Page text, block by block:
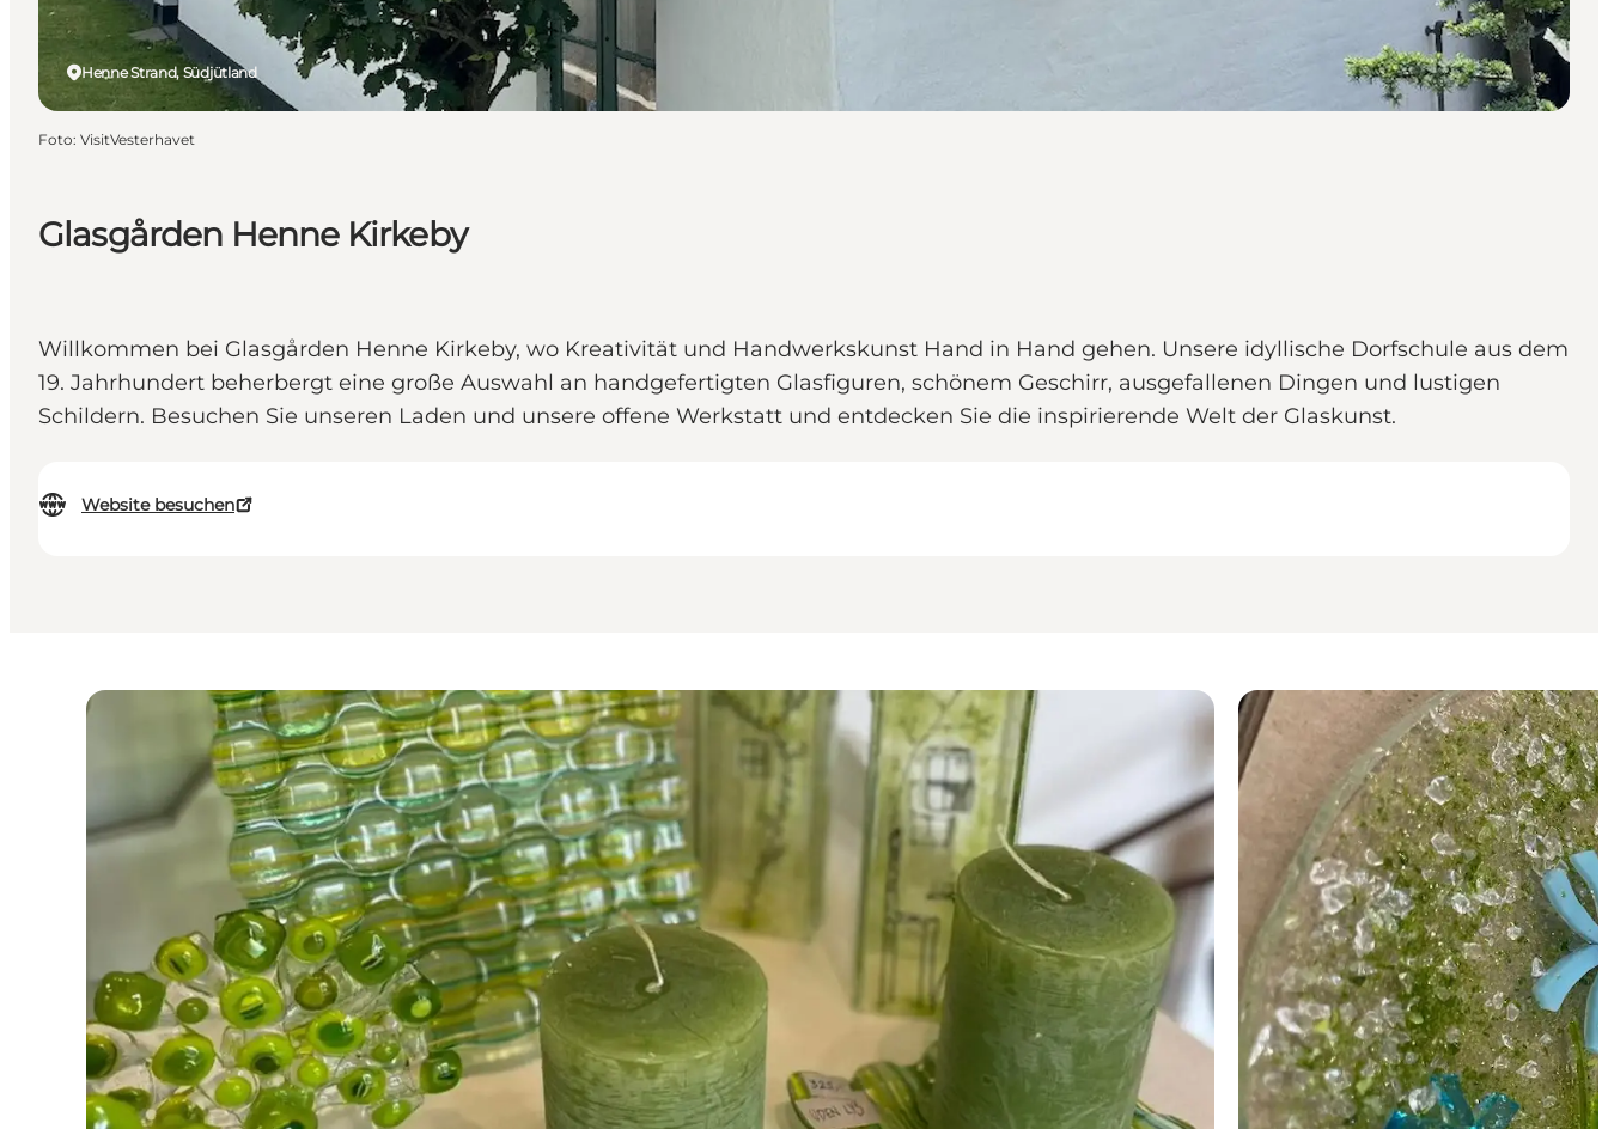
Glasgården Henne Kirkeby
Willkommen bei Glasgården Henne Kirkeby, wo Kreativität und Handwerkskunst Hand in Hand gehen. Unsere idyllische Dorfschule aus dem
19. Jahrhundert beherbergt eine große Auswahl an handgefertigten Glasfiguren, schönem Geschirr, ausgefallenen Dingen und lustigen
Schildern. Besuchen Sie unseren Laden und unsere offene Werkstatt und entdecken Sie die inspirierende Welt der Glaskunst.
Website besuchen
Henne Strand, Südjütland
Foto: VisitVesterhavet